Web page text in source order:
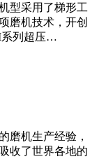
型采用了梯形工
磨机技术，开创
系列超压…
磨机生产经验，
收了世界各地的